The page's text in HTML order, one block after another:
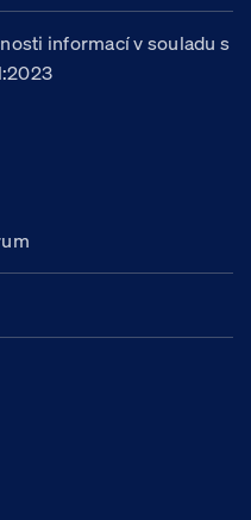
informací v souladu s
správy ČR